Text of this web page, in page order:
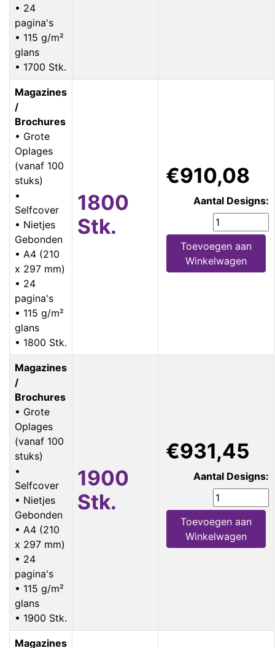
• 24
pagina's
• 115 g/m²
glans
• 1700 Stk.
Magazines
/
Brochures
• Grote
Oplages
(vanaf 100
stuks)
•
Selfcover
• Nietjes
Gebonden
• A4 (210
x 297 mm)
• 24
pagina's
• 115 g/m²
glans
• 1800 Stk.
1800
Stk.
€910,08
Aantal Designs:
Toevoegen aan
Winkelwagen
Magazines
/
Brochures
• Grote
Oplages
(vanaf 100
stuks)
•
Selfcover
• Nietjes
Gebonden
• A4 (210
x 297 mm)
• 24
pagina's
• 115 g/m²
glans
• 1900 Stk.
1900
Stk.
€931,45
Aantal Designs:
Toevoegen aan
Winkelwagen
Magazines